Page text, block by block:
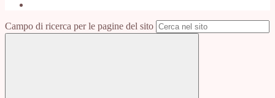
Campo di ricerca per le pagine del sito